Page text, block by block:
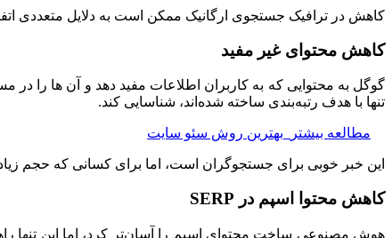
کاهش در ترافیک جستجوی ارگانیک ممکن است به دلایل متعددی
کاهش محتوای غیر مفید
تنها با هدف رتبه‌بندی ساخته شده‌اند، شناسایی کند.
مطالعه بیشتر بهترین روش سئو سایت
این خبر خوبی برای جستجوگران است، اما برای کسانی که حجم
کاهش محتوا اسپم در SERP
هوش مصنوعی ساخت محتوای اسپم را آسان‌تر کرد، اما این تنها